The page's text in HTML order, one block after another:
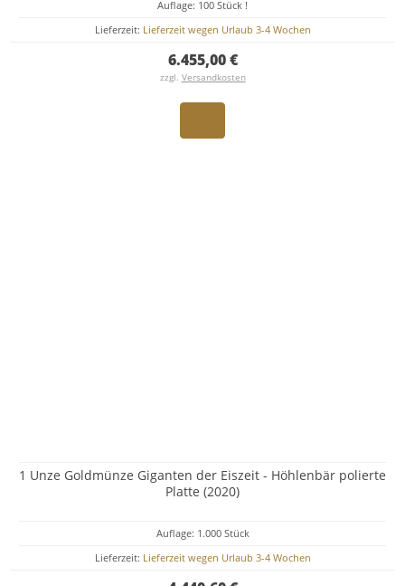
Auflage: 100 Stück !
Lieferzeit: Lieferzeit wegen Urlaub 3-4 Wochen
6.455,00 €
zzgl. Versandkosten
1 Unze Goldmünze Giganten der Eiszeit - Höhlenbär polierte
Platte (2020)
Auflage: 1.000 Stück
Lieferzeit: Lieferzeit wegen Urlaub 3-4 Wochen